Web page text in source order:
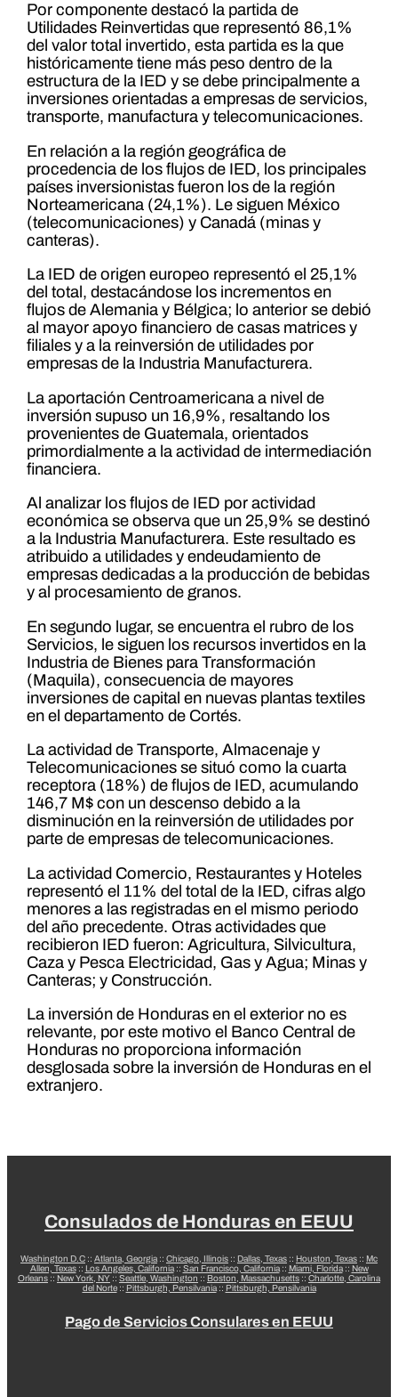
Por componente destacó la partida de
Utilidades Reinvertidas que representó 86,1%
del valor total invertido, esta partida es la que
históricamente tiene más peso dentro de la
estructura de la IED y se debe principalmente a
inversiones orientadas a empresas de servicios,
transporte, manufactura y telecomunicaciones.
En relación a la región geográfica de
procedencia de los flujos de IED, los principales
países inversionistas fueron los de la región
Norteamericana (24,1%). Le siguen México
(telecomunicaciones) y Canadá (minas y
canteras).
La IED de origen europeo representó el 25,1%
del total, destacándose los incrementos en
flujos de Alemania y Bélgica; lo anterior se debió
al mayor apoyo financiero de casas matrices y
filiales y a la reinversión de utilidades por
empresas de la Industria Manufacturera.
La aportación Centroamericana a nivel de
inversión supuso un 16,9%, resaltando los
provenientes de Guatemala, orientados
primordialmente a la actividad de intermediación
financiera.
Al analizar los flujos de IED por actividad
económica se observa que un 25,9% se destinó
a la Industria Manufacturera. Este resultado es
atribuido a utilidades y endeudamiento de
empresas dedicadas a la producción de bebidas
y al procesamiento de granos.
En segundo lugar, se encuentra el rubro de los
Servicios, le siguen los recursos invertidos en la
Industria de Bienes para Transformación
(Maquila), consecuencia de mayores
inversiones de capital en nuevas plantas textiles
en el departamento de Cortés.
La actividad de Transporte, Almacenaje y
Telecomunicaciones se situó como la cuarta
receptora (18%) de flujos de IED, acumulando
146,7 M$ con un descenso debido a la
disminución en la reinversión de utilidades por
parte de empresas de telecomunicaciones.
La actividad Comercio, Restaurantes y Hoteles
representó el 11% del total de la IED, cifras algo
menores a las registradas en el mismo periodo
del año precedente. Otras actividades que
recibieron IED fueron: Agricultura, Silvicultura,
Caza y Pesca Electricidad, Gas y Agua; Minas y
Canteras; y Construcción.
La inversión de Honduras en el exterior no es
relevante, por este motivo el Banco Central de
Honduras no proporciona información
desglosada sobre la inversión de Honduras en el
extranjero.
Consulados de Honduras en EEUU
Washington D.C :: Atlanta, Georgia:: Chicago, Illinois :: Dallas, Texas :: Houston, Texas :: Mc
Allen, Texas:: Los Angeles, California:: San Francisco, California:: Miami, Florida:: New
Orleans :: New York, NY :: Seattle, Washington :: Boston, Massachusetts :: Charlotte, Carolina
del Norte:: Pittsburgh, Pensilvania:: Pittsburgh, Pensilvania
Pago de Servicios Consulares en EEUU